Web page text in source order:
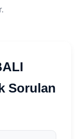
Sorulan